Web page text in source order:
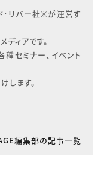
･リバー社※が運営す
ィアです。
種セミナー、イベント
します。
編集部の記事一覧